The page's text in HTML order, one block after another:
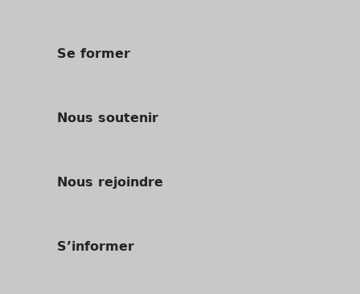
Se former
Nous soutenir
Nous rejoindre
S’informer